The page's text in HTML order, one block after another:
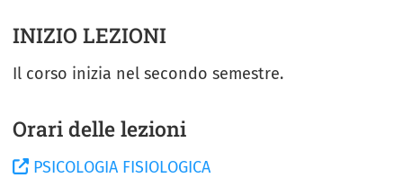
INIZIO LEZIONI
Il corso inizia nel secondo semestre.
Orari delle lezioni
PSICOLOGIA FISIOLOGICA